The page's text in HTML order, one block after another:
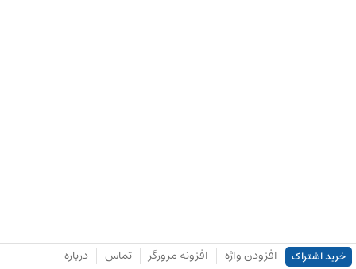
خرید اشتراک افزودن واژه افزونه مرورگر تماس درباره